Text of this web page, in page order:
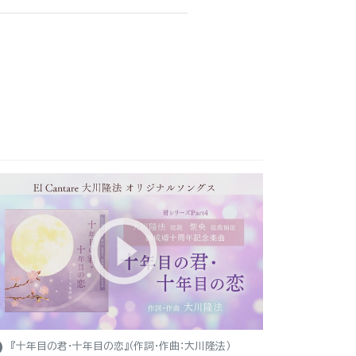
『十年目の君・十年目の恋』（作詞・作曲：大川隆法）